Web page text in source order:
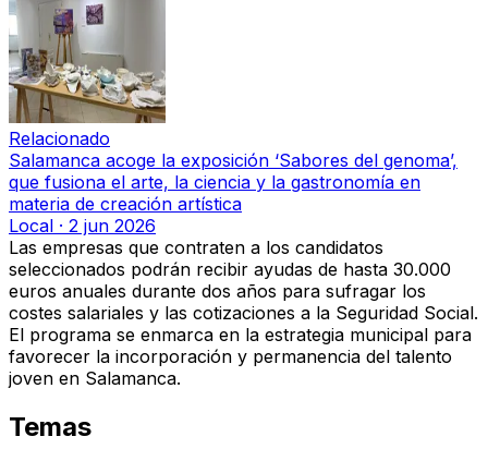
Relacionado
Salamanca acoge la exposición ‘Sabores del genoma’,
que fusiona el arte, la ciencia y la gastronomía en
materia de creación artística
Local · 2 jun 2026
Las empresas que contraten a los candidatos
seleccionados podrán recibir ayudas de hasta 30.000
euros anuales durante dos años para sufragar los
costes salariales y las cotizaciones a la Seguridad Social.
El programa se enmarca en la estrategia municipal para
favorecer la incorporación y permanencia del talento
joven en Salamanca.
Temas